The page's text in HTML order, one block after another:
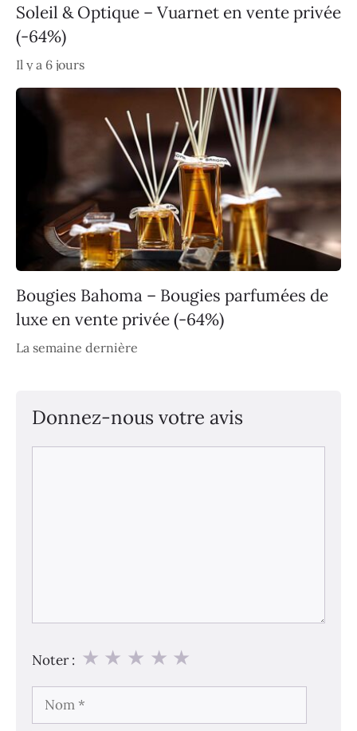
Soleil & Optique – Vuarnet en vente privée
(-64%)
Il y a 6 jours
Bougies Bahoma – Bougies parfumées de
luxe en vente privée (-64%)
La semaine dernière
Donnez-nous votre avis
Noter : ★
★
★
★
★
Nom